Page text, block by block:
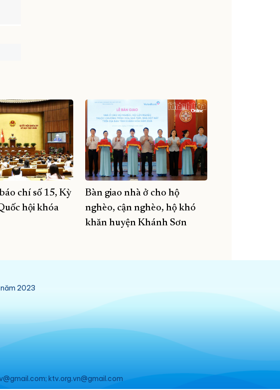
chí số 15, Kỳ
hội khóa
Bàn giao nhà ở cho hộ
nghèo, cận nghèo, hộ khó
khăn huyện Khánh Sơn
2023
ktv.org.vn@gmail.com